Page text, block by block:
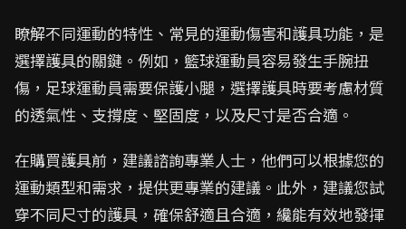
瞭解不同運動的特性、常見的運動傷害和護具功能，是
選擇護具的關鍵。例如，籃球運動員容易發生手腕扭
傷，足球運動員需要保護小腿，選擇護具時要考慮材質
的透氣性、支撐度、堅固度，以及尺寸是否合適。
在購買護具前，建議諮詢專業人士，他們可以根據您的
運動類型和需求，提供更專業的建議。此外，建議您試
穿不同尺寸的護具，確保舒適且合適，纔能有效地發揮